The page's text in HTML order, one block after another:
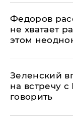
Федоров
не хватает
этом
Зеленский
на встречу
говорить